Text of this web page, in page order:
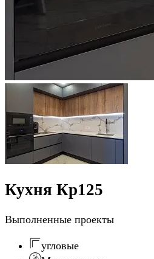
Кухня Кр125
Выполненные проекты
угловые